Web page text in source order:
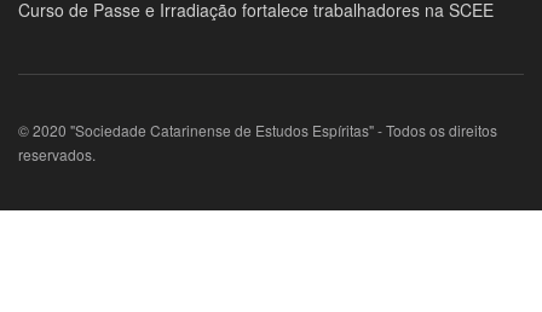
Curso de Passe e Irradiação fortalece trabalhadores na SCEE
© 2020 "Sociedade Catarinense de Estudos Espíritas" - Todos os direitos
reservados.